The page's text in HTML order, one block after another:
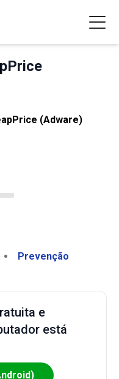
(Adware)
Prevenção
e
está